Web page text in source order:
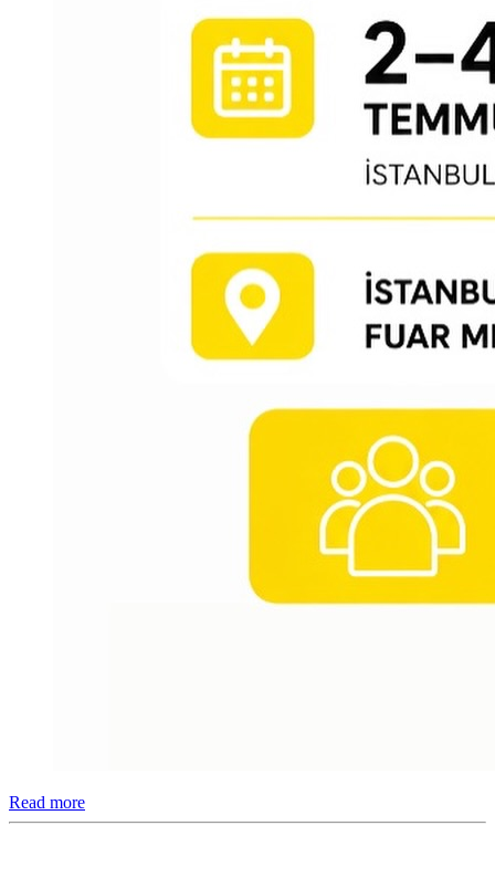
Read more